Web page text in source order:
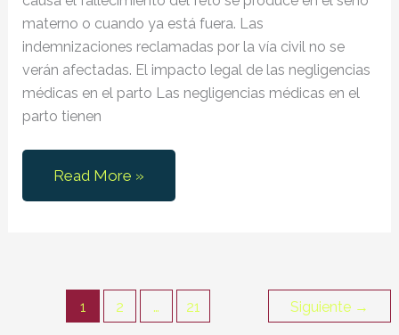
materno o cuando ya está fuera. Las
indemnizaciones reclamadas por la vía civil no se
verán afectadas. El impacto legal de las negligencias
médicas en el parto Las negligencias médicas en el
parto tienen
¿Aborto
imprudente
Supremo
arroja
Read More »
1 2 … 21 Siguiente →